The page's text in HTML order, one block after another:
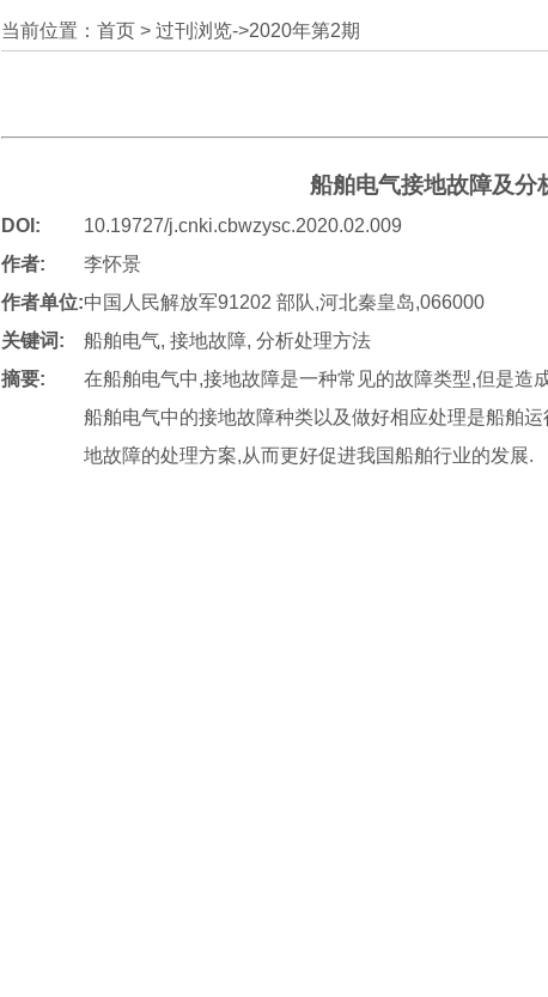
当前位置：首页 > 过刊浏览->2020年第2期
船舶电气接地故障及分
DOI:
10.19727/j.cnki.cbwzysc.2020.02.009
作者:
李怀景
作者单位:中国人民解放军91202 部队,河北秦皇岛,066000
关键词:
船舶电气, 接地故障, 分析处理方法
摘要:
在船舶电气中,接地故障是一种常见的故障类型,但是造
船舶电气中的接地故障种类以及做好相应处理是船舶
地故障的处理方案,从而更好促进我国船舶行业的发展.